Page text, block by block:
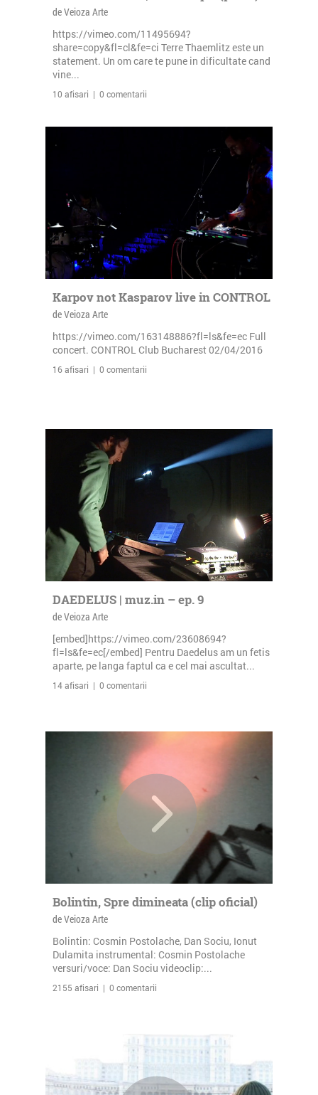
de Veioza Arte
https://vimeo.com/11495694?
share=copy&fl=cl&fe=ci Terre Thaemlitz este un
statement. Un om care te pune in dificultate cand
vine...
10 afisari | 0 comentarii
Karpov not Kasparov live in CONTROL
de Veioza Arte
https://vimeo.com/163148886?fl=ls&fe=ec Full
concert. CONTROL Club Bucharest 02/04/2016
16 afisari | 0 comentarii
DAEDELUS | muz.in – ep. 9
de Veioza Arte
[embed]https://vimeo.com/23608694?
fl=ls&fe=ec[/embed] Pentru Daedelus am un fetis
aparte, pe langa faptul ca e cel mai ascultat...
14 afisari | 0 comentarii
Bolintin, Spre dimineata (clip oficial)
de Veioza Arte
Bolintin: Cosmin Postolache, Dan Sociu, Ionut
Dulamita instrumental: Cosmin Postolache
versuri/voce: Dan Sociu videoclip:...
2155 afisari | 0 comentarii